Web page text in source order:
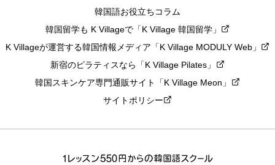
韓国語お役立ちコラム
韓国留学も K Villageで「K Village 韓国留学」
K Villageが運営する韓国情報メディア「K Village MODULY Web」
新宿のピラティスなら「K Village Pilates」
韓国スキンケア専門通販サイト「K Village Meon」
サイトポリシー